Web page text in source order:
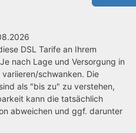
DSL Tarife an Ihrem
nach Lage und Versorgung in
schwanken. Die
als "bis zu" zu verstehen,
kann die tatsächlich
abweichen und ggf. darunter